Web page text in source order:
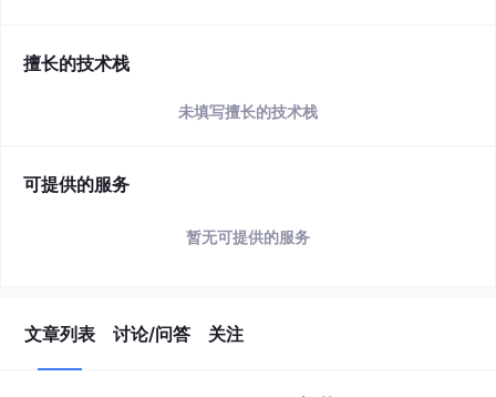
擅长的技术栈
未填写擅长的技术栈
可提供的服务
暂无可提供的服务
文章列表 讨论/问答 关注